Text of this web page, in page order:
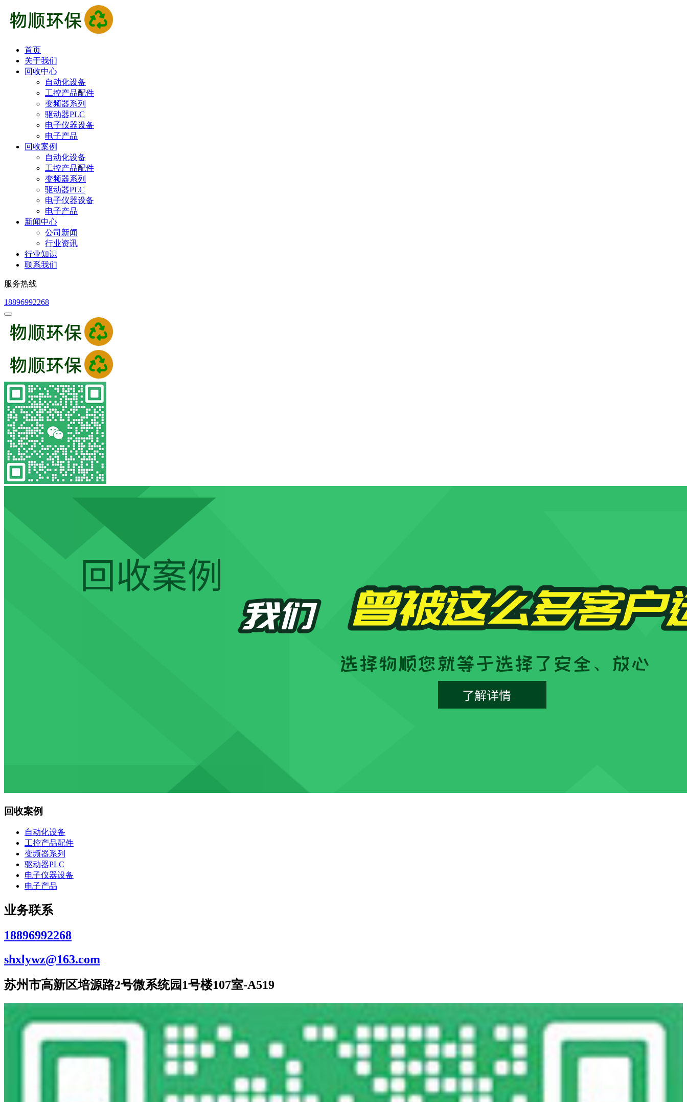
首页
关于我们
回收中心
自动化设备
工控产品配件
变频器系列
驱动器PLC
电子仪器设备
电子产品
回收案例
自动化设备
工控产品配件
变频器系列
驱动器PLC
电子仪器设备
电子产品
新闻中心
公司新闻
行业资讯
行业知识
联系我们
服务热线
18896992268
回收案例
自动化设备
工控产品配件
变频器系列
驱动器PLC
电子仪器设备
电子产品
业务联系
18896992268
shxlywz@163.com
苏州市高新区培源路2号微系统园1号楼107室-A519